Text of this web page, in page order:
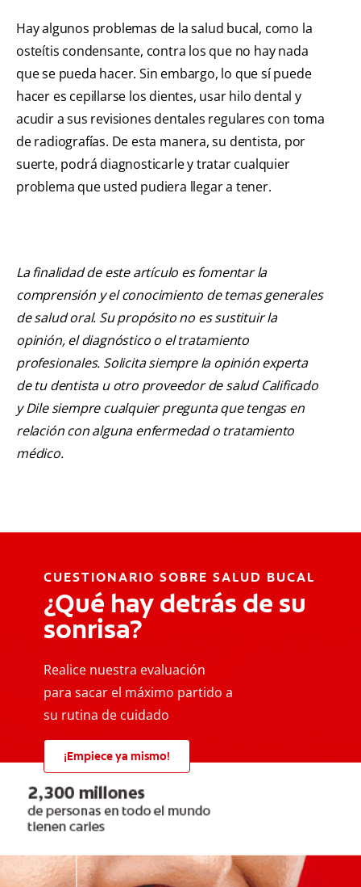
Hay algunos problemas de la salud bucal, como la
osteítis condensante, contra los que no hay nada
que se pueda hacer. Sin embargo, lo que sí puede
hacer es cepillarse los dientes, usar hilo dental y
acudir a sus revisiones dentales regulares con toma
de radiografías. De esta manera, su dentista, por
suerte, podrá diagnosticarle y tratar cualquier
problema que usted pudiera llegar a tener.
La finalidad de este artículo es fomentar la
comprensión y el conocimiento de temas generales
de salud oral. Su propósito no es sustituir la
opinión, el diagnóstico o el tratamiento
profesionales. Solicita siempre la opinión experta
de tu dentista u otro proveedor de salud Calificado
y Dile siempre cualquier pregunta que tengas en
relación con alguna enfermedad o tratamiento
médico.
CUESTIONARIO SOBRE SALUD BUCAL
¿Qué hay detrás de su
sonrisa?
Realice nuestra evaluación
para sacar el máximo partido a
su rutina de cuidado
¡Empiece ya mismo!